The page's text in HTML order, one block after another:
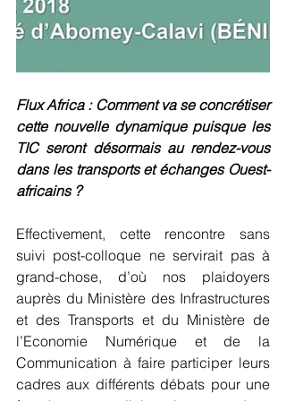
Flux Africa : Comment va se concrétiser
cette nouvelle dynamique puisque les
TIC seront désormais au rendez-vous
dans les transports et échanges Ouest-
africains ?
Effectivement, cette rencontre sans
suivi post-colloque ne servirait pas à
grand-chose, d’où nos plaidoyers
auprès du Ministère des Infrastructures
et des Transports et du Ministère de
l’Economie Numérique et de la
Communication à faire participer leurs
cadres aux différents débats pour une